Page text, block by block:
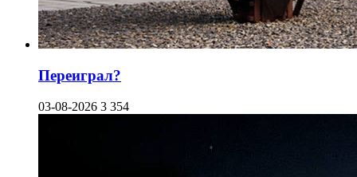
Переиграл?
03-08-2026 3 354